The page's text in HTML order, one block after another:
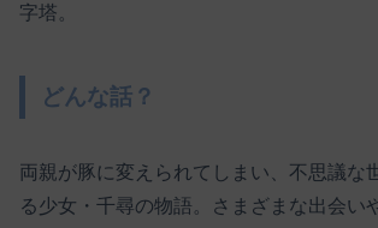
字塔。
どんな話？
両親が豚に変えられてしまい、不思議な
る少女・千尋の物語。さまざまな出会い